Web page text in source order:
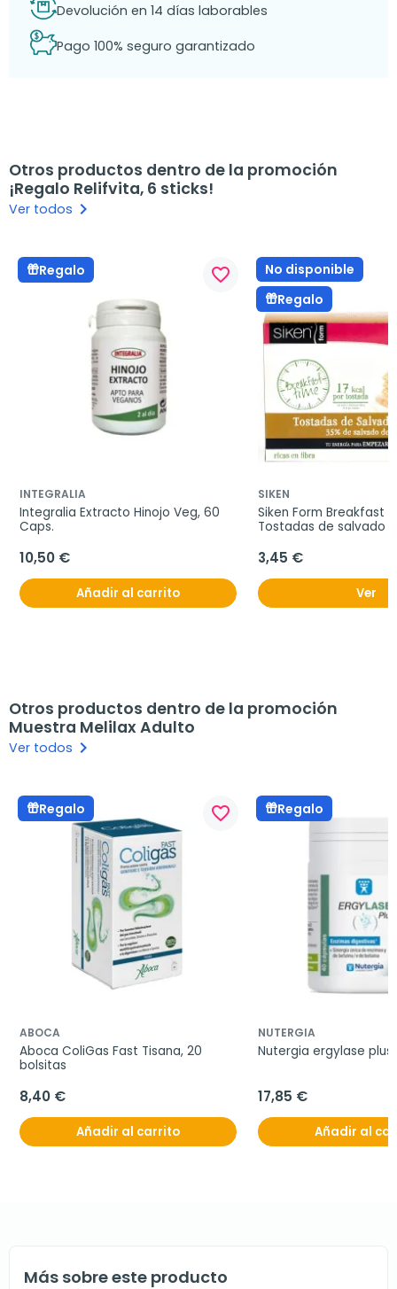
Devolución en 14 días laborables
Pago 100% seguro garantizado
Otros productos dentro de la promoción
¡Regalo Relifvita, 6 sticks!
Ver todos keyboard_arrow_right
Regalo favorite_border
INTEGRALIA
Integralia Extracto Hinojo Veg, 60
Caps.
10,50 €
Añadir al carrito
No disponible
Regalo
SIKEN
Siken Form Breakfast
Tostadas de salvado
3,45 €
Ver
Otros productos dentro de la promoción
Muestra Melilax Adulto
Ver todos keyboard_arrow_right
Regalo favorite_border
ABOCA
Aboca ColiGas Fast Tisana, 20
bolsitas
8,40 €
Añadir al carrito
Regalo
NUTERGIA
Nutergia ergylase
17,85 €
Añadir al
Más sobre este producto